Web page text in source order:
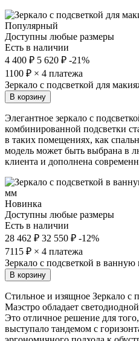
Популярный
Доступны любые размеры
Есть в наличии
4 400 ₽ 5 620 ₽ -21%
1100 ₽ × 4 платежа
Зеркало с подсветкой для
В корзину
Элегантное зеркало с
комбинированной подсветки
в таких помещениях, как
модель может быть выбрана в
клиента и дополнена
Новинка
Доступны любые размеры
Есть в наличии
28 462 ₽ 32 550 ₽ -12%
7115 ₽ × 4 платежа
Зеркало с подсветкой в
В корзину
Стильное и изящное Зеркало с
Маэстро обладает
Это отличное решение для
выступало тандемом с